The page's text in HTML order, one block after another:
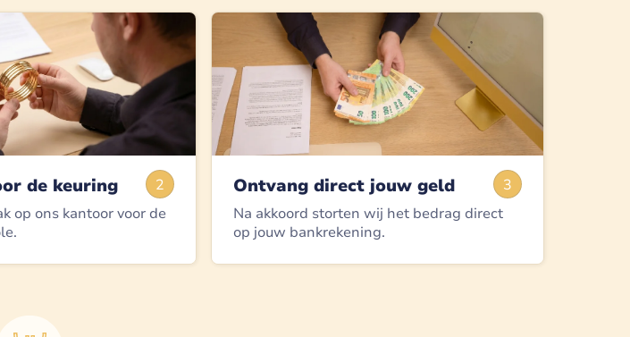
2
de keuring
op ons kantoor voor de
3
Ontvang direct jouw geld
Na akkoord storten wij het bedrag direct
op jouw bankrekening.